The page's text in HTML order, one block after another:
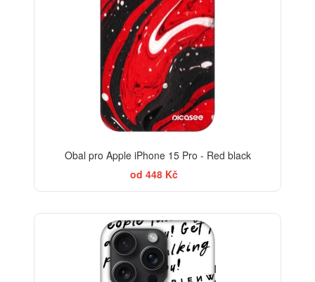
Obal pro Apple iPhone 15 Pro - Red black
od 448 Kč